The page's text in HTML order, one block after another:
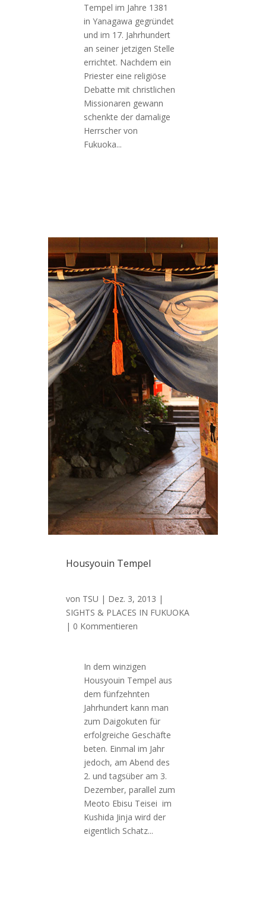
Tempel im Jahre 1381
in Yanagawa gegründet
und im 17. Jahrhundert
an seiner jetzigen Stelle
errichtet. Nachdem ein
Priester eine religiöse
Debatte mit christlichen
Missionaren gewann
schenkte der damalige
Herrscher von
Fukuoka...
Housyouin Tempel
von TSU | Dez. 3, 2013 |
SIGHTS & PLACES IN FUKUOKA
| 0 Kommentieren
In dem winzigen
Housyouin Tempel aus
dem fünfzehnten
Jahrhundert kann man
zum Daigokuten für
erfolgreiche Geschäfte
beten. Einmal im Jahr
jedoch, am Abend des
2. und tagsüber am 3.
Dezember, parallel zum
Meoto Ebisu Teisei im
Kushida Jinja wird der
eigentlich Schatz...